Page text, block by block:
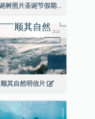
圣诞树照片圣诞节假期明信片
顺其自然明信片